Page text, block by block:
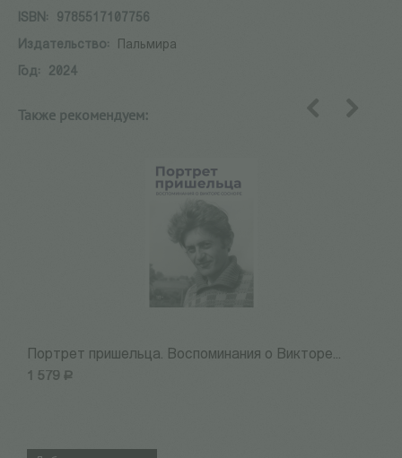
ISBN:
9785517107756
Издательство:
Пальмира
Год:
2024
Также рекомендуем:
Портрет пришельца. Воспоминания о Викторе...
1 579 Р